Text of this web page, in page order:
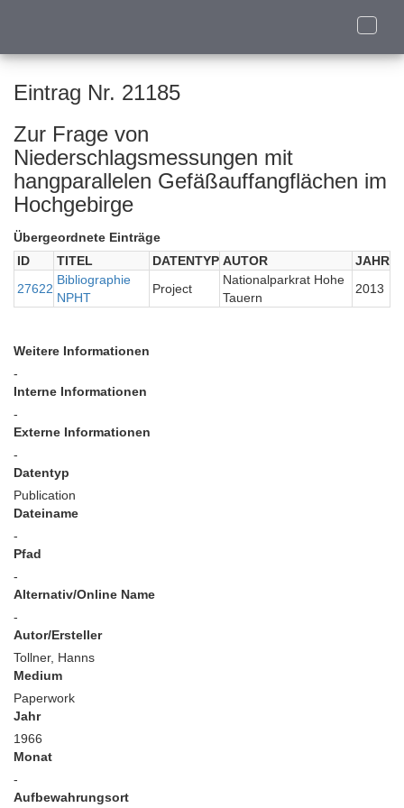
Toggle
Eintrag Nr. 21185
Zur Frage von
Niederschlagsmessungen mit
hangparallelen Gefäßauffangflächen im
Hochgebirge
Übergeordnete Einträge
ID
TITEL DATENTYP AUTOR
JAHR
27622
Bibliographie
NPHT
Project
Nationalparkrat Hohe
Tauern
2013
Weitere Informationen
-
Interne Informationen
-
Externe Informationen
-
Datentyp
Publication
Dateiname
-
Pfad
-
Alternativ/Online Name
-
Autor/Ersteller
Tollner, Hanns
Medium
Paperwork
Jahr
1966
Monat
-
Aufbewahrungsort